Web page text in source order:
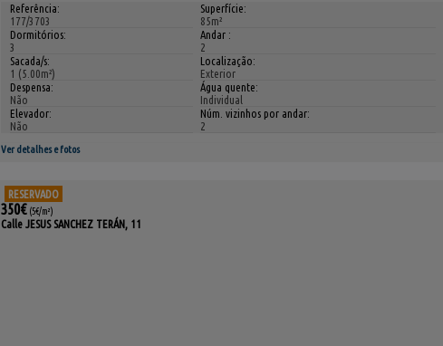
Referência:
177/3703
Superfície:
85m²
Dormitórios:
3
Andar :
2
Sacada/s:
1 (5.00m²)
Localização:
Exterior
Despensa:
Não
Água quente:
Individual
Elevador:
Não
Núm. vizinhos por andar:
2
Ver detalhes e fotos
RESERVADO
350€ (5€/m²)
Calle JESUS SANCHEZ TERÁN, 11